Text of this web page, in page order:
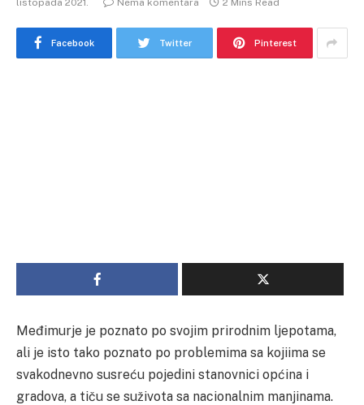
listopada 2021.
Nema komentara 2 Mins Read
Facebook Twitter Pinterest
Međimurje je poznato po svojim prirodnim ljepotama,
ali je isto tako poznato po problemima sa kojiima se
svakodnevno susreću pojedini stanovnici općina i
gradova, a tiču se suživota sa nacionalnim manjinama.